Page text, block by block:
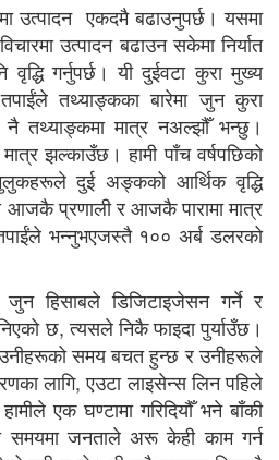
उत्पादन एकदमै बढाउनुपर्छ। यसमा
उत्पादन बढाउन सकेमा निर्यात
गर्नुपर्छ। यी दुईवटा कुरा मुख्य
तथ्याङ्कका बारेमा जुन कुरा
तथ्याङ्कमा मात्र नअल्झौँ भन्छु।
झल्काउँछ। हामी पाँच वर्षपछिको
दुई अङ्कको आर्थिक वृद्धि
आजकै प्रणाली र आजकै पारामा मात्र
भन्नुभएजस्तै १०० अर्ब डलरको
हिसाबले डिजिटाइजेसन गर्ने र
छ, त्यसले निकै फाइदा पुर्याउँछ।
उनीहरूको समय बचत हुन्छ र उनीहरूले
लागि, एउटा लाइसेन्स लिन पहिले
एक घण्टामा गरिदियौँ भने बाँकी
समयमा जनताले अरू केही काम गर्न